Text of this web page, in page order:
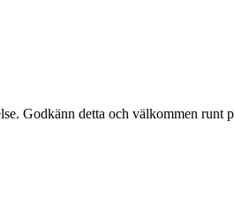
Godkänn detta och välkommen runt